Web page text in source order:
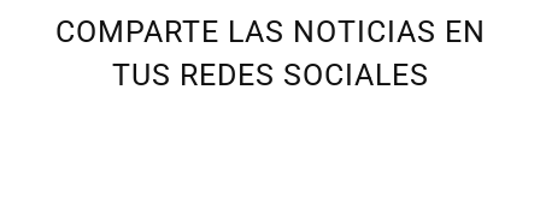
COMPARTE LAS NOTICIAS EN
TUS REDES SOCIALES